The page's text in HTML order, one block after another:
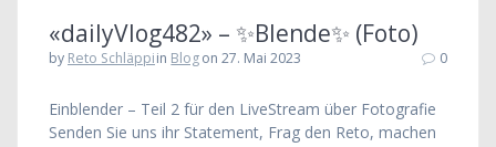
«dailyVlog482» – ✨Blende✨ (Foto)
by Reto Schläppiin Blogon 27. Mai 2023 0
Einblender – Teil 2 für den LiveStream über Fotografie
Senden Sie uns ihr Statement, Frag den Reto, machen